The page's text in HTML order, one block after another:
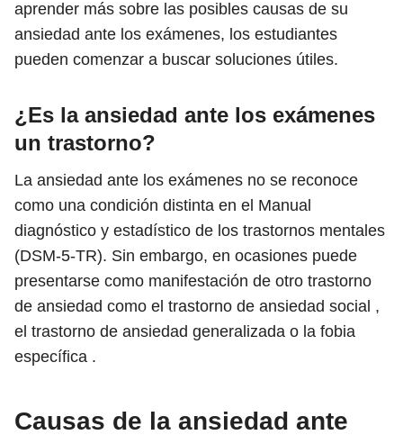
aprender más sobre las posibles causas de su
ansiedad ante los exámenes, los estudiantes
pueden comenzar a buscar soluciones útiles.
¿Es la ansiedad ante los exámenes
un trastorno?
La ansiedad ante los exámenes no se reconoce
como una condición distinta en el Manual
diagnóstico y estadístico de los trastornos mentales
(DSM-5-TR). Sin embargo, en ocasiones puede
presentarse como manifestación de otro trastorno
de ansiedad como el trastorno de ansiedad social ,
el trastorno de ansiedad generalizada o la fobia
específica .
Causas de la ansiedad ante